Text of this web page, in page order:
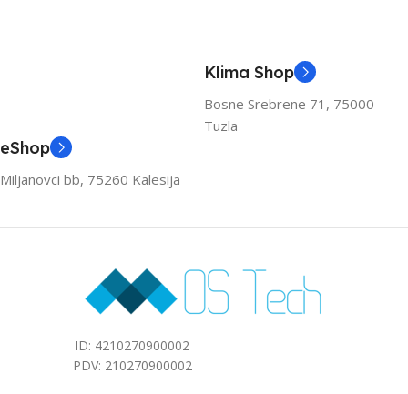
ZA PROSTOR DO (M2)
40
KAPACITET HLAĐENJA
3.6
40
Klima Shop
Bosne Srebrene 71, 75000
Tuzla
eShop
Miljanovci bb, 75260 Kalesija
ID: 4210270900002
PDV: 210270900002